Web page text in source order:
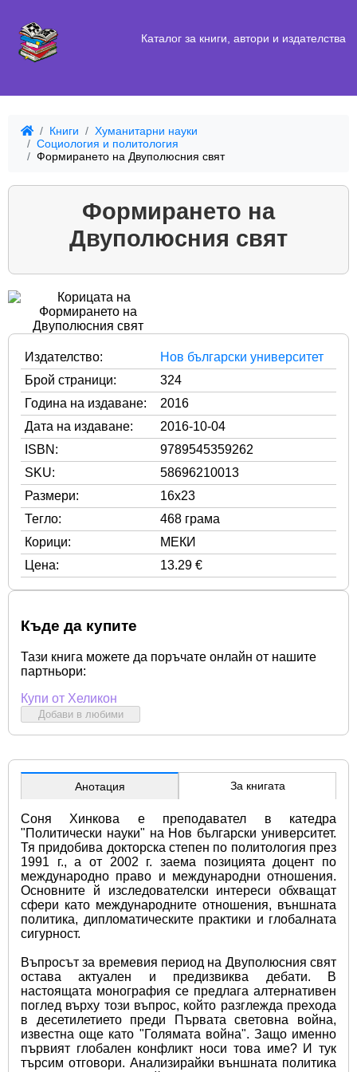
Каталог за книги, автори и издателства
Книги
Хуманитарни науки
Социология и политология
Формирането на Двуполюсния свят
Формирането на
Двуполюсния свят
Издателство:
Нов български университет
Брой страници:
324
Година на издаване:
2016
Дата на издаване:
2016-10-04
ISBN:
9789545359262
SKU:
58696210013
Размери:
16x23
Тегло:
468 грама
Корици:
МЕКИ
Цена:
13.29 €
Къде да купите
Тази книга можете да поръчате онлайн от нашите
партньори:
Купи от Хеликон
Добави в любими
Анотация За книгата
Соня Хинкова е преподавател в катедра
"Политически науки" на Нов български университет.
Тя придобива докторска степен по политология през
1991 г., а от 2002 г. заема позицията доцент по
международно право и международни отношения.
Основните й изследователски интереси обхващат
сфери като международните отношения, външната
политика, дипломатическите практики и глобалната
сигурност.
Въпросът за времевия период на Двуполюсния свят
остава актуален и предизвиква дебати. В
настоящата монография се предлага алтернативен
поглед върху този въпрос, който разглежда прехода
в десетилетието преди Първата световна война,
известна още като "Голямата война". Защо именно
първият глобален конфликт носи това име? И тук
търсим отговори. Анализирайки външната политика